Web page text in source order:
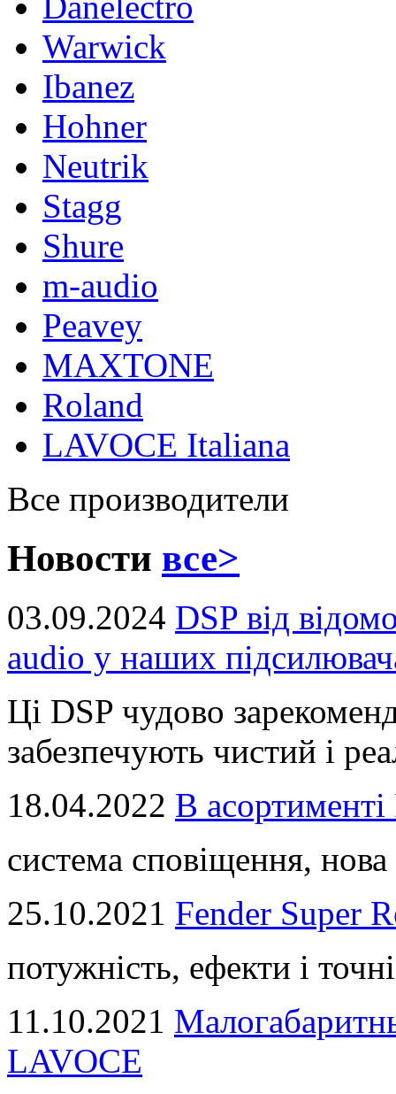
Warwick
Ibanez
Hohner
Neutrik
Stagg
Shure
m-audio
Peavey
MAXTONE
Roland
LAVOCE Italiana
Все производители
Новости все>
03.09.2024 DSP від
audio у наших
Ці DSP чудово
забезпечують чистий і
18.04.2022 В
система сповіщення,
25.10.2021 Fender Super
потужність, ефекти і
11.10.2021
LAVOCE